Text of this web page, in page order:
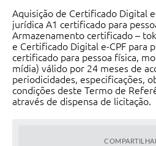
Aquisição de Certificado Digital
jurídica A1 certificado para
Armazenamento certificado –
e Certificado Digital e-CPF para
certificado para pessoa física,
mídia) válido por 24 meses de
periodicidades, especificações,
condições deste Termo de
através de dispensa de licitação.